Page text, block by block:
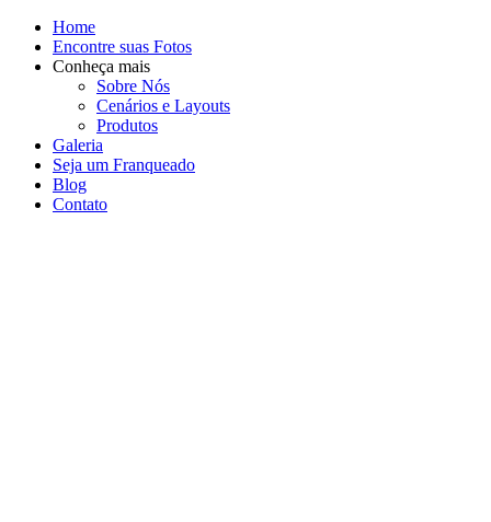
Home
Encontre suas Fotos
Conheça mais
Sobre Nós
Cenários e Layouts
Produtos
Galeria
Seja um Franqueado
Blog
Contato